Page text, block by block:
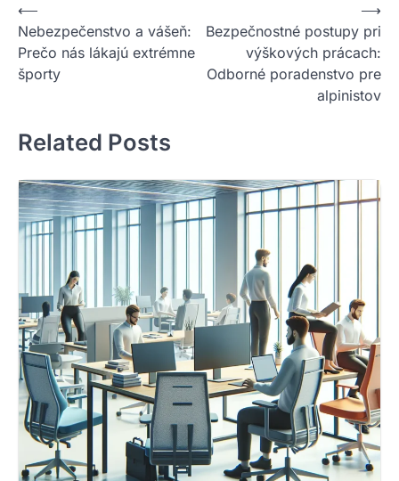
Nawigacja
wpisu
⟵
Nebezpečenstvo a vášeň:
Prečo nás lákajú extrémne
športy
Bezpečnostné postupy pri
výškových prácach:
Odborné poradenstvo pre
alpinistov
⟶
Related Posts